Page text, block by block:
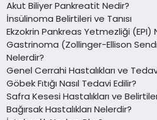
Akut Biliyer Pankreatit Nedir?
İnsülinoma Belirtileri ve Tanısı
Ekzokrin Pankreas Yetmezliği (EPI)
Gastrinoma (Zollinger-Ellison
Nelerdir?
Genel Cerrahi Hastalıkları ve
Göbek Fıtığı Nasıl Tedavi Edilir?
Safra Kesesi Hastalıkları ve
Bağırsak Hastalıkları Nelerdir?